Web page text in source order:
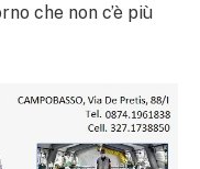
che non c’è più